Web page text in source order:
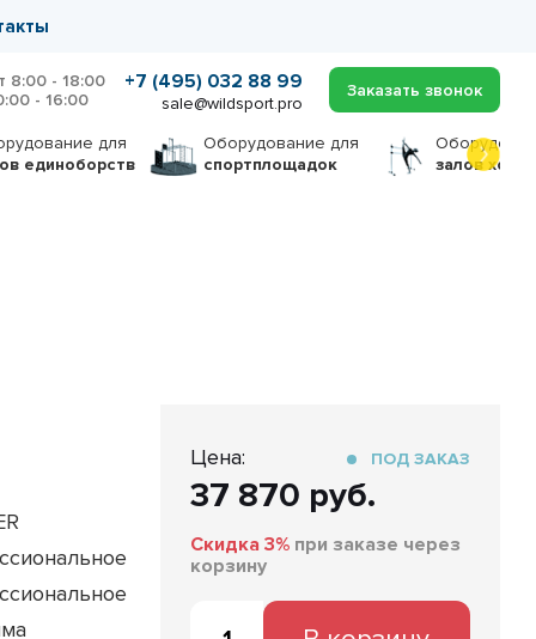
8:00 - 18:00
- 16:00
+7 (495) 032 88 99
sale@wildsport.pro
Заказать звонок
для
единоборств
Оборудование для
спортплощадок
залов
ПОД ЗАКАЗ
Цена:
37 870 руб.
Скидка 3% при заказе через
корзину